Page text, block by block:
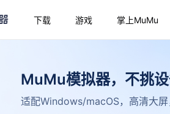
下载 游戏 掌上MuMu
MuMu模拟器，不挑设
适配Windows/macOS，高清大